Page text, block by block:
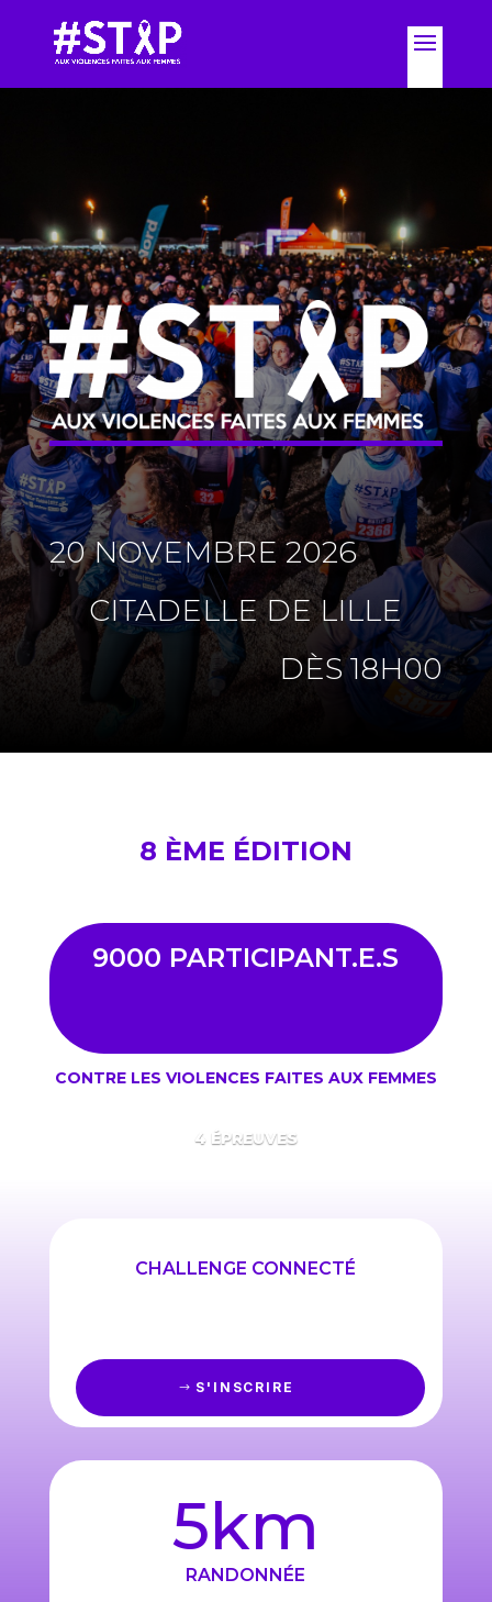
20 NOVEMBRE 2026
CITADELLE DE LILLE
DÈS 18H00
8 ÈME ÉDITION
9000 PARTICIPANT.E.S
CONTRE LES VIOLENCES FAITES AUX FEMMES
4 ÉPREUVES
CHALLENGE CONNECTÉ
S'INSCRIRE
5km
RANDONNÉE